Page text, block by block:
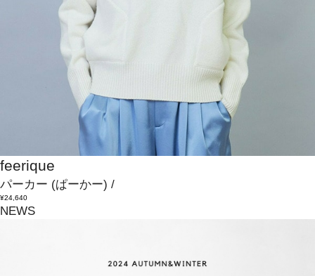
feerique
パーカー (ぱーかー) /
¥24,640
NEWS